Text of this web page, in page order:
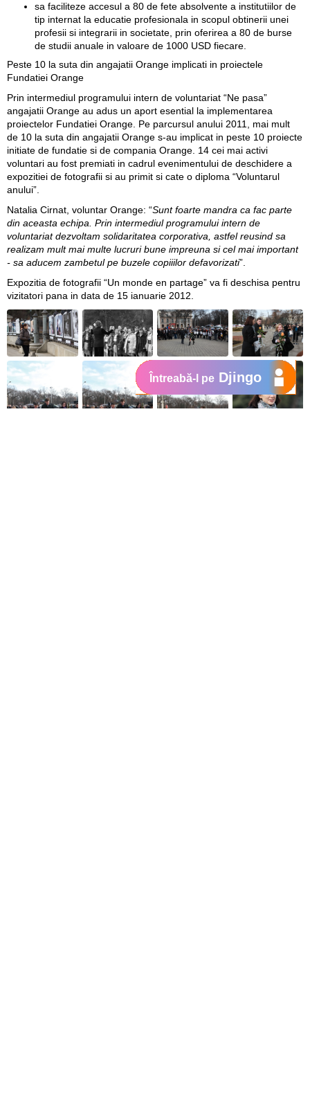
sa faciliteze accesul a 80 de fete absolvente a institutiilor de
tip internat la educatie profesionala in scopul obtinerii unei
profesii si integrarii in societate, prin oferirea a 80 de burse
de studii anuale in valoare de 1000 USD fiecare.
Peste 10 la suta din angajatii Orange implicati in proiectele
Fundatiei Orange
Prin intermediul programului intern de voluntariat “Ne pasa”
angajatii Orange au adus un aport esential la implementarea
proiectelor Fundatiei Orange. Pe parcursul anului 2011, mai mult
de 10 la suta din angajatii Orange s-au implicat in peste 10 proiecte
initiate de fundatie si de compania Orange. 14 cei mai activi
voluntari au fost premiati in cadrul evenimentului de deschidere a
expozitiei de fotografii si au primit si cate o diploma “Voluntarul
anului”.
Natalia Cirnat, voluntar Orange: “Sunt foarte mandra ca fac parte
din aceasta echipa. Prin intermediul programului intern de
voluntariat dezvoltam solidaritatea corporativa, astfel reusind sa
realizam mult mai multe lucruri bune impreuna si cel mai important
- sa aducem zambetul pe buzele copiiilor defavorizati”.
Expozitia de fotografii “Un monde en partage” va fi deschisa pentru
vizitatori pana in data de 15 ianuarie 2012.
Întreabă-l pe Djingo